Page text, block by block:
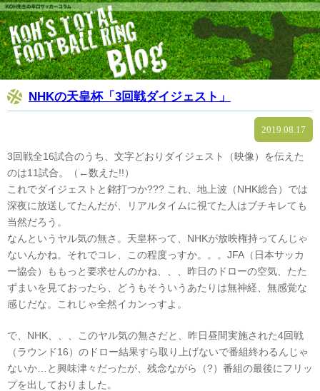
NHKの天皇杯「3回戦ダイジェスト」
2019.08.17
3回戦全16試合のうち、文字どおりダイジェスト（映像）を伝えた
のは11試合。（←数えた!!）
これでダイジェストと銘打つか??? これ、地上波（NHK総合）では
深夜に放送してたんだが、リアルタイムに視てた人はブチキレても
当然だろう。
なんというヤル気の無さ。天皇杯って、NHKが放映権持ってんじゃ
ないんかね。それでコレ、この程度っすか。。。JFA（日本サッカ
ー協会）ももっと要求せんのかね、、、昨日のドローの空気、たた
ずまいを見ておったら、どうもそういうあたりは無神経、無感覚な
感じだな。これじゃ全然イカンっすよ。
で、NHK、、、このヤル気の無さだと、昨日昼間実施された4回戦
（ラウンド16）のドロー結果すら取り上げないで番組終わるんじゃ
ないか…と興味津々だったが、残念ながら（?）番組の最後にフリッ
プを出しておりました。